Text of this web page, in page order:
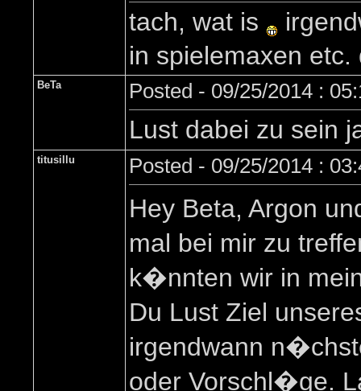
tach, wat is
in spielemaxen
BeTa Posted - 09/25/2014 :
Lust dabei zu sein
titusillu Posted - 09/25/2014 :
Hey Beta, Argon
mal bei mir zu
k�nnten wir in
Du Lust Ziel
irgendwann
oder Vorschl�ge.